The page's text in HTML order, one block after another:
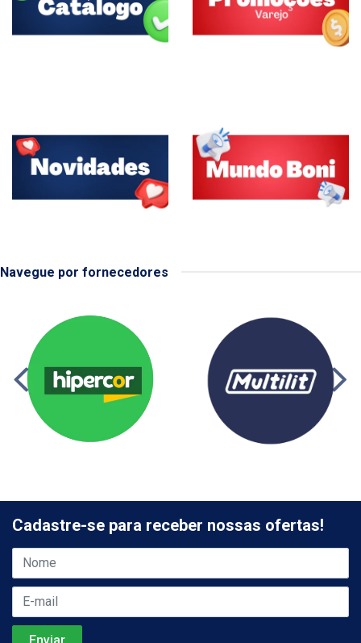
Navegue por fornecedores
Cadastre-se para receber nossas ofertas!